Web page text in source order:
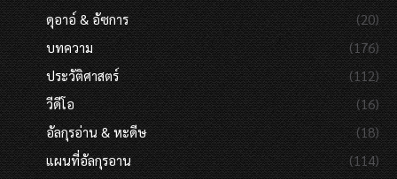
ดุอาอ์ & อัซการ
(20)
บทความ
(176)
ประวัติศาสตร์
(112)
วีดีโอ
(16)
อัลกุรอ่าน & หะดีษ
(18)
แผนที่อัลกุรอาน
(114)